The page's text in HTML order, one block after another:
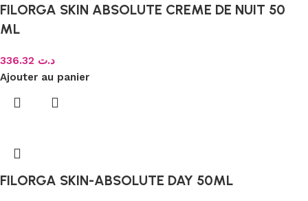
FILORGA SKIN ABSOLUTE CREME DE NUIT 50
ML
د.ت
Ajouter au panier
FILORGA SKIN-ABSOLUTE DAY 50ML